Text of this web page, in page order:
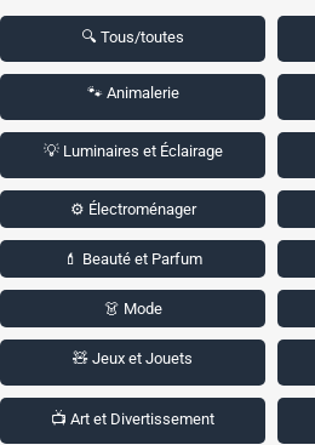
🔍 Tous/toutes
🐾 Animalerie
💡 Luminaires et Éclairage
⚙️ Électroménager
💄 Beauté et Parfum
👗 Mode
🧸 Jeux et Jouets
📺 Art et Divertissement